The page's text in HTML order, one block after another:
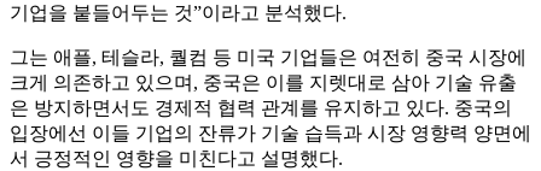
기업을 붙들어두는 것”이라고 분석했다.
그는 애플, 테슬라, 퀄컴 등 미국 기업들은 여전히 중국 시장에
크게 의존하고 있으며, 중국은 이를 지렛대로 삼아 기술 유출
은 방지하면서도 경제적 협력 관계를 유지하고 있다. 중국의
입장에선 이들 기업의 잔류가 기술 습득과 시장 영향력 양면에
서 긍정적인 영향을 미친다고 설명했다.